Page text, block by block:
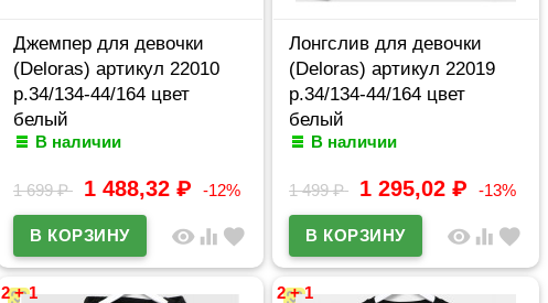
Джемпер для девочки
(Deloras) артикул 22010
р.34/134-44/164 цвет
белый
В наличии
1 699₽ 1 488,32 ₽ -12%
visibility equalizer favorite
Лонгслив для девочки
(Deloras) артикул 22019
р.34/134-44/164 цвет
белый
В наличии
1 499₽ 1 295,02₽ -13%
visibility equalizer favorite
2 + 1 2 + 1